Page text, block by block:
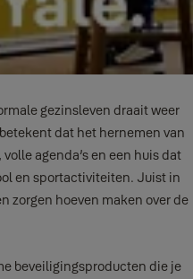
gezinsleven draait weer
dat het hernemen van
agenda’s en een huis dat
en sportactiviteiten. Juist in
zorgen hoeven maken over de
beveiligingsproducten die je